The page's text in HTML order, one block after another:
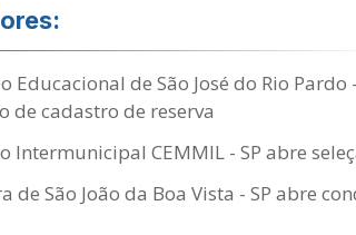
Educacional de São José do Rio
de cadastro de reserva
Intermunicipal CEMMIL - SP abre
de São João da Boa Vista - SP abre